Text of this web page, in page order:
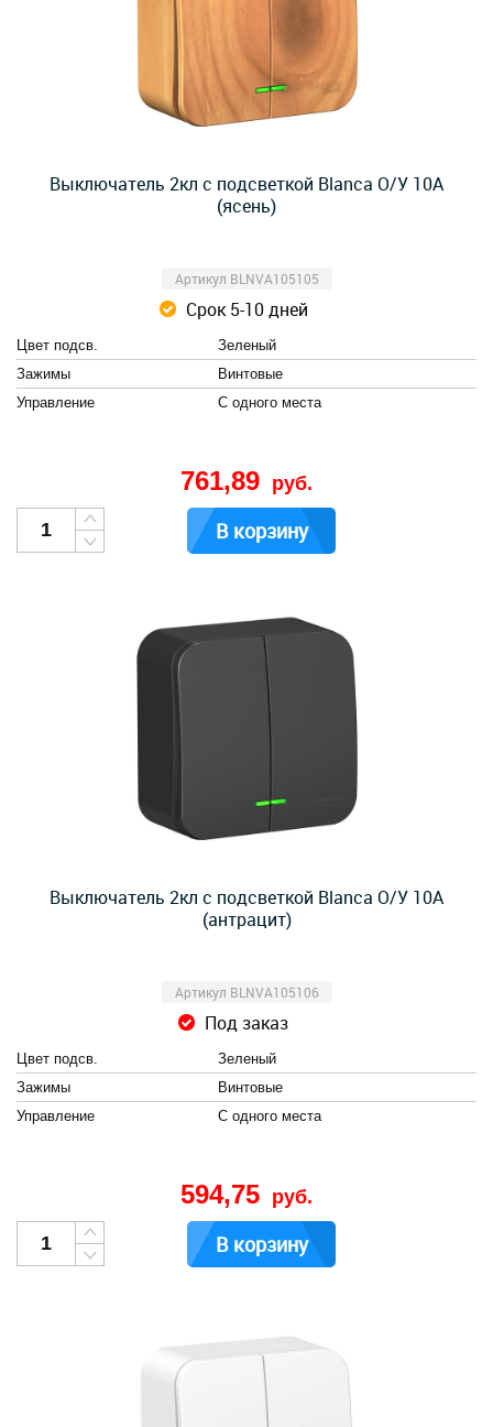
Выключатель 2кл с подсветкой Blanca О/У 10А
(ясень)
Артикул BLNVA105105
Срок 5-10 дней
Цвет подсв.
Зеленый
Зажимы
Винтовые
Управление
С одного места
761,89 руб.
В корзину
Выключатель 2кл с подсветкой Blanca О/У 10А
(антрацит)
Артикул BLNVA105106
Под заказ
Цвет подсв.
Зеленый
Зажимы
Винтовые
Управление
С одного места
594,75 руб.
В корзину